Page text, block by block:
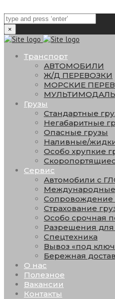
×
Транспорт
АВТОМОБИЛИ
Ж/Д ПЕРЕВОЗКИ
МОРСКИЕ
Грузы
Стандартные
Негабаритные
Опасные грузы
Наливные/
Особо хрупкие
Сервис
Автомобили с
Международные
Сопровождение
Страхование
Особо срочная
Разрешения для
Спецтехника
Вывоз «под
Бережная
О нас
Полезное
Вакансии
Контакты